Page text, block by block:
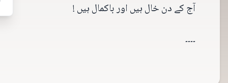
آج کے دن خال ہیں اور باکمال ہیں !
۔۔۔۔